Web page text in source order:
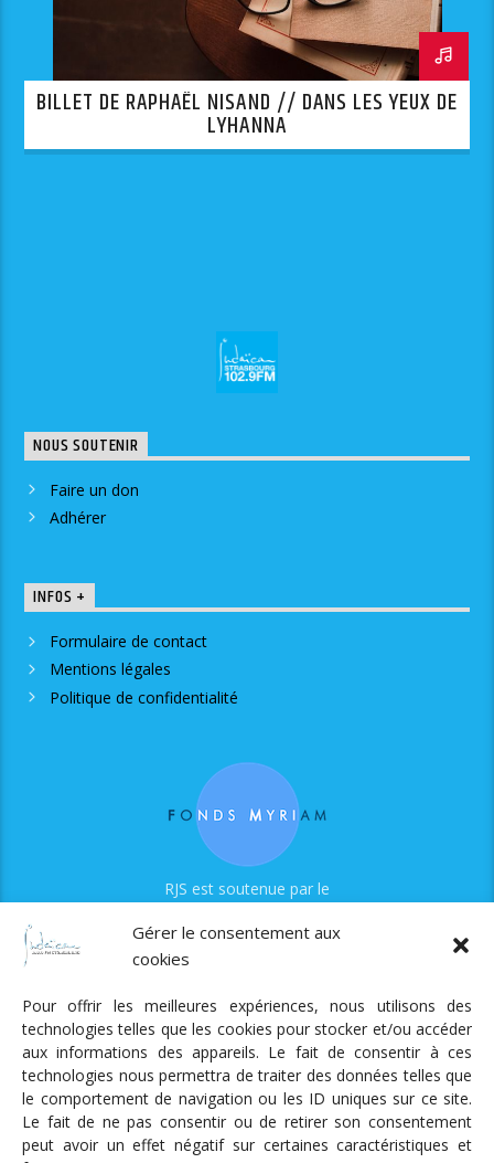
Gérer le consentement aux
cookies
Pour offrir les meilleures expériences, nous utilisons des
technologies telles que les cookies pour stocker et/ou accéder
aux informations des appareils. Le fait de consentir à ces
technologies nous permettra de traiter des données telles que
le comportement de navigation ou les ID uniques sur ce site.
Le fait de ne pas consentir ou de retirer son consentement
peut avoir un effet négatif sur certaines caractéristiques et
BILLET DE RAPHAËL NISAND // DANS LES YEUX DE
LYHANNA
NOUS SOUTENIR
Faire un don
Adhérer
INFOS +
Formulaire de contact
Mentions légales
Politique de confidentialité
RJS est soutenue par le
Radio Judaica Strasbourg
Tous droits réservés
RADIO JUDAÏCA ÉMISSIONS ET GRILLE DES PROGRAMMES